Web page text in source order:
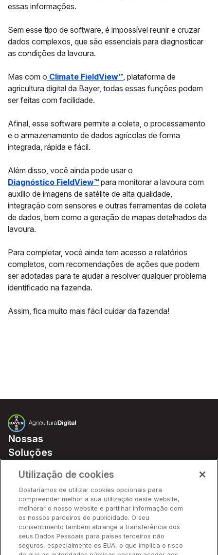
essas informações.
Sem esse tipo de software, é impossível reunir e cruzar
dados complexos, que são essenciais para diagnosticar
as condições da lavoura.
Mas com o Climate FieldView™, plataforma de
agricultura digital da Bayer, todas essas funções podem
ser feitas com facilidade.
Afinal, esse software permite a coleta, o processamento
e o armazenamento de dados agrícolas de forma
integrada, rápida e fácil.
Além disso, você ainda pode usar o
Diagnóstico FieldView™ para monitorar a lavoura com
auxílio de imagens de satélite de alta qualidade,
integração com sensores e outras ferramentas de coleta
de dados, bem como a geração de mapas detalhados da
lavoura.
Para completar, você ainda tem acesso a relatórios
completos, com recomendações de ações que podem
ser adotadas para te ajudar a resolver qualquer problema
identificado na fazenda.
Assim, fica muito mais fácil cuidar da fazenda!
Nossas
Soluções
Parceiros
Hardware
Ajuda Rápida
Recursos
Utilização de cookies
Gostaríamos de utilizar cookies opcionais para
compreender melhor a sua utilização deste website,
melhorar o nosso website e partilhar informação com
os nossos parceiros de publicidade. O seu
consentimento também abrange a transferência dos
seus Dados Pessoais para países terceiros não
seguros, especialmente os EUA, o que implica o risco